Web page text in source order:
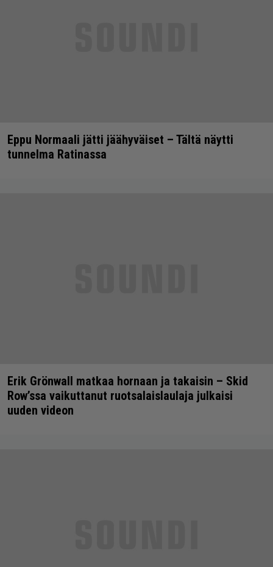
Eppu Normaali jätti jäähyväiset – Tältä näytti
tunnelma Ratinassa
Erik Grönwall matkaa hornaan ja takaisin – Skid
Row’ssa vaikuttanut ruotsalaislaulaja julkaisi
uuden videon